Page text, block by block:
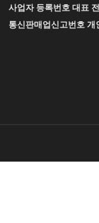
사업자 등록번호 대표
통신판매업신고번호 개